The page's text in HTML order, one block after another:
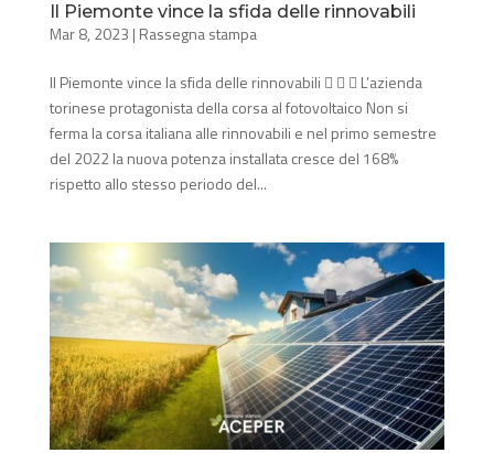
Il Piemonte vince la sfida delle rinnovabili
Mar 8, 2023 | Rassegna stampa
Il Piemonte vince la sfida delle rinnovabili    L’azienda
torinese protagonista della corsa al fotovoltaico Non si
ferma la corsa italiana alle rinnovabili e nel primo semestre
del 2022 la nuova potenza installata cresce del 168%
rispetto allo stesso periodo del...